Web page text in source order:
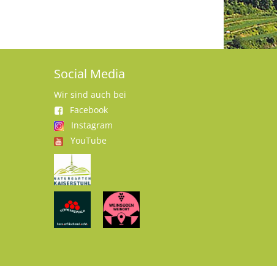
Social Media
Wir sind auch bei
Facebook
Instagram
YouTube